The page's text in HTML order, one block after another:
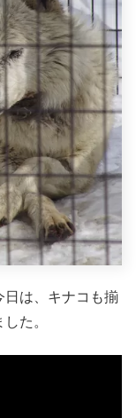
日は、キナコも揃
た。